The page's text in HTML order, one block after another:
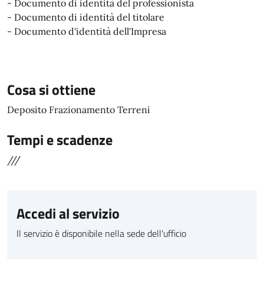
- Documento di identità del professionista
- Documento di identità del titolare
- Documento d'identità dell'Impresa
Cosa si ottiene
Deposito Frazionamento Terreni
Tempi e scadenze
///
Accedi al servizio
Il servizio è disponibile nella sede dell'ufficio